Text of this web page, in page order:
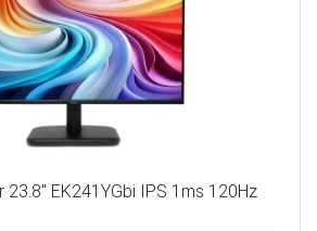
EK241YGbi IPS 1ms 120Hz